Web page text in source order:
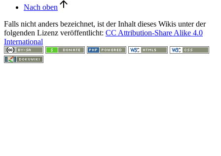
Nach oben
Falls nicht anders bezeichnet, ist der Inhalt dieses Wikis unter der
folgenden Lizenz veröffentlicht: CC Attribution-Share Alike 4.0
International